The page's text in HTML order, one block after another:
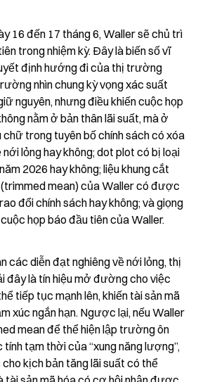
16 đến 17 tháng 6, Waller sẽ chủ trì
trong nhiệm kỳ. Đây là biến số vĩ
định hướng đi của thị trường
nhìn chung kỳ vọng xác suất
nguyên, nhưng điều khiến cuộc họp
nằm ở bản thân lãi suất, mà ở
chữ trong tuyên bố chính sách có xóa
lỏng hay không; dot plot có bị loại
2026 hay không; liệu khung cắt
mean) của Waller có được
đổi chính sách hay không; và giọng
họp báo đầu tiên của Waller.
các diễn đạt nghiêng về nới lỏng, thị
đây là tín hiệu mở đường cho việc
tiếp tục mạnh lên, khiến tài sản mã
xúc ngắn hạn. Ngược lại, nếu Waller
mean để thể hiện lập trường ôn
tính tạm thời của “xung năng lượng”,
kịch bản tăng lãi suất có thể